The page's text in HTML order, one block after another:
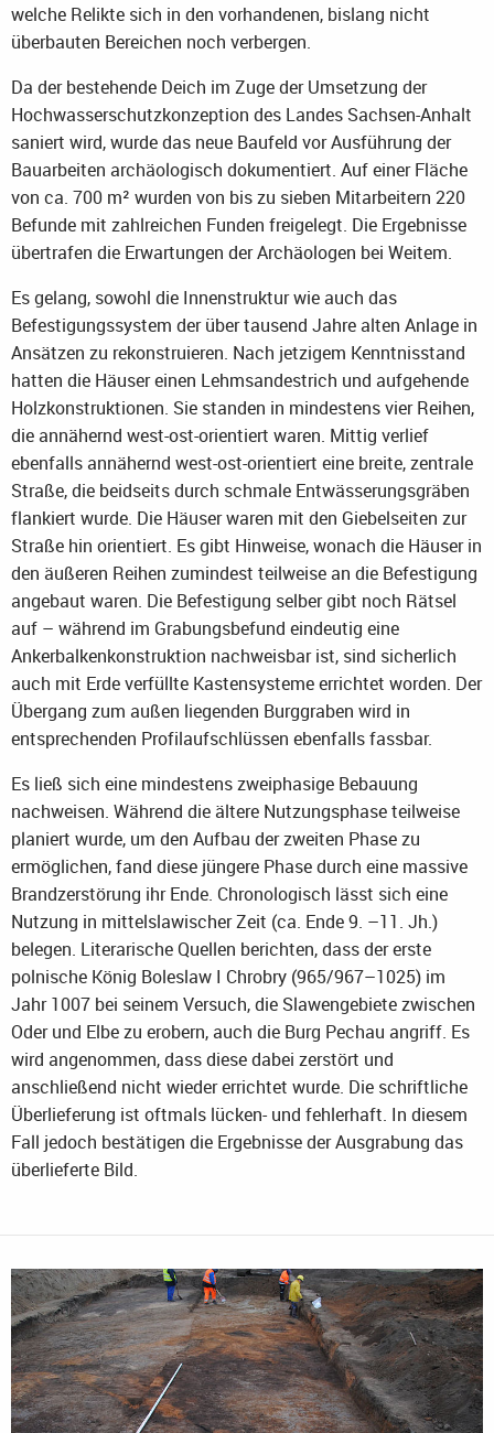
welche Relikte sich in den vorhandenen, bislang nicht
überbauten Bereichen noch verbergen.
Da der bestehende Deich im Zuge der Umsetzung der
Hochwasserschutzkonzeption des Landes Sachsen-Anhalt
saniert wird, wurde das neue Baufeld vor Ausführung der
Bauarbeiten archäologisch dokumentiert. Auf einer Fläche
von ca. 700 m² wurden von bis zu sieben Mitarbeitern 220
Befunde mit zahlreichen Funden freigelegt. Die Ergebnisse
übertrafen die Erwartungen der Archäologen bei Weitem.
Es gelang, sowohl die Innenstruktur wie auch das
Befestigungssystem der über tausend Jahre alten Anlage in
Ansätzen zu rekonstruieren. Nach jetzigem Kenntnisstand
hatten die Häuser einen Lehmsandestrich und aufgehende
Holzkonstruktionen. Sie standen in mindestens vier Reihen,
die annähernd west-ost-orientiert waren. Mittig verlief
ebenfalls annähernd west-ost-orientiert eine breite, zentrale
Straße, die beidseits durch schmale Entwässerungsgräben
flankiert wurde. Die Häuser waren mit den Giebelseiten zur
Straße hin orientiert. Es gibt Hinweise, wonach die Häuser in
den äußeren Reihen zumindest teilweise an die Befestigung
angebaut waren. Die Befestigung selber gibt noch Rätsel
auf – während im Grabungsbefund eindeutig eine
Ankerbalkenkonstruktion nachweisbar ist, sind sicherlich
auch mit Erde verfüllte Kastensysteme errichtet worden. Der
Übergang zum außen liegenden Burggraben wird in
entsprechenden Profilaufschlüssen ebenfalls fassbar.
Es ließ sich eine mindestens zweiphasige Bebauung
nachweisen. Während die ältere Nutzungsphase teilweise
planiert wurde, um den Aufbau der zweiten Phase zu
ermöglichen, fand diese jüngere Phase durch eine massive
Brandzerstörung ihr Ende. Chronologisch lässt sich eine
Nutzung in mittelslawischer Zeit (ca. Ende 9. –11. Jh.)
belegen. Literarische Quellen berichten, dass der erste
polnische König Boleslaw I Chrobry (965/967–1025) im
Jahr 1007 bei seinem Versuch, die Slawengebiete zwischen
Oder und Elbe zu erobern, auch die Burg Pechau angriff. Es
wird angenommen, dass diese dabei zerstört und
anschließend nicht wieder errichtet wurde. Die schriftliche
Überlieferung ist oftmals lücken- und fehlerhaft. In diesem
Fall jedoch bestätigen die Ergebnisse der Ausgrabung das
überlieferte Bild.